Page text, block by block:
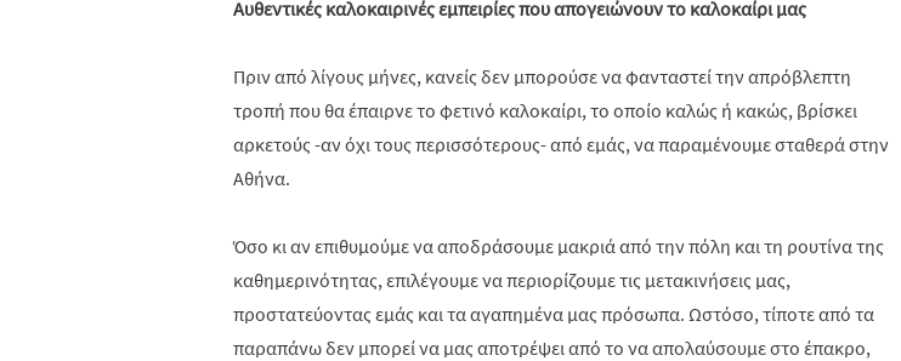
Αυθεντικές καλοκαιρινές εμπειρίες που απογειώνουν το καλοκαίρι μας
Πριν από λίγους μήνες, κανείς δεν μπορούσε να φανταστεί την απρόβλεπτη
τροπή που θα έπαιρνε το φετινό καλοκαίρι, το οποίο καλώς ή κακώς, βρίσκει
αρκετούς -αν όχι τους περισσότερους- από εμάς, να παραμένουμε σταθερά στην
Αθήνα.
Όσο κι αν επιθυμούμε να αποδράσουμε μακριά από την πόλη και τη ρουτίνα της
καθημερινότητας, επιλέγουμε να περιορίζουμε τις μετακινήσεις μας,
προστατεύοντας εμάς και τα αγαπημένα μας πρόσωπα. Ωστόσο, τίποτε από τα
παραπάνω δεν μπορεί να μας αποτρέψει από το να απολαύσουμε στο έπακρο,